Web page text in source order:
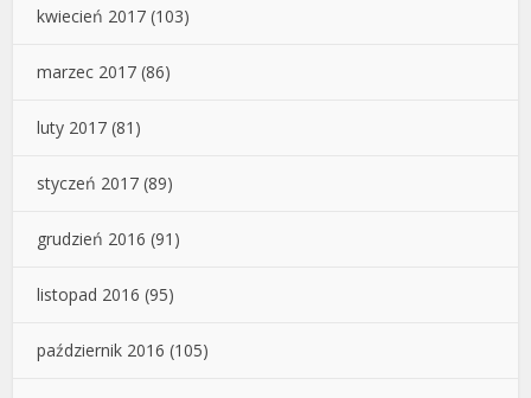
kwiecień 2017 (103)
marzec 2017 (86)
luty 2017 (81)
styczeń 2017 (89)
grudzień 2016 (91)
listopad 2016 (95)
październik 2016 (105)